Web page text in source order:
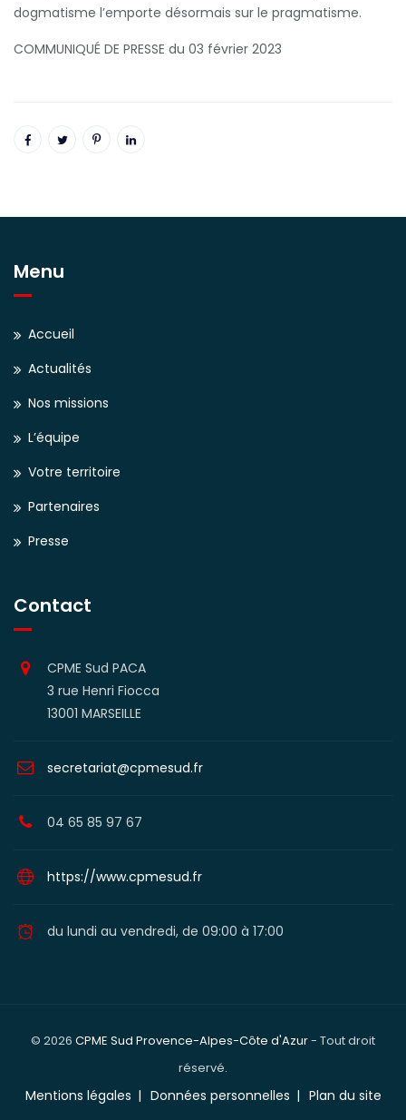
dogmatisme l’emporte désormais sur le pragmatisme.
COMMUNIQUÉ DE PRESSE du 03 février 2023
Menu
Accueil
Actualités
Nos missions
L’équipe
Votre territoire
Partenaires
Presse
Contact
CPME Sud PACA
3 rue Henri Fiocca
13001 MARSEILLE
secretariat@cpmesud.fr
04 65 85 97 67
https://www.cpmesud.fr
du lundi au vendredi, de 09:00 à 17:00
© 2026 CPME Sud Provence-Alpes-Côte d'Azur- Tout droit
réservé.
Mentions légales Données personnelles Plan du site